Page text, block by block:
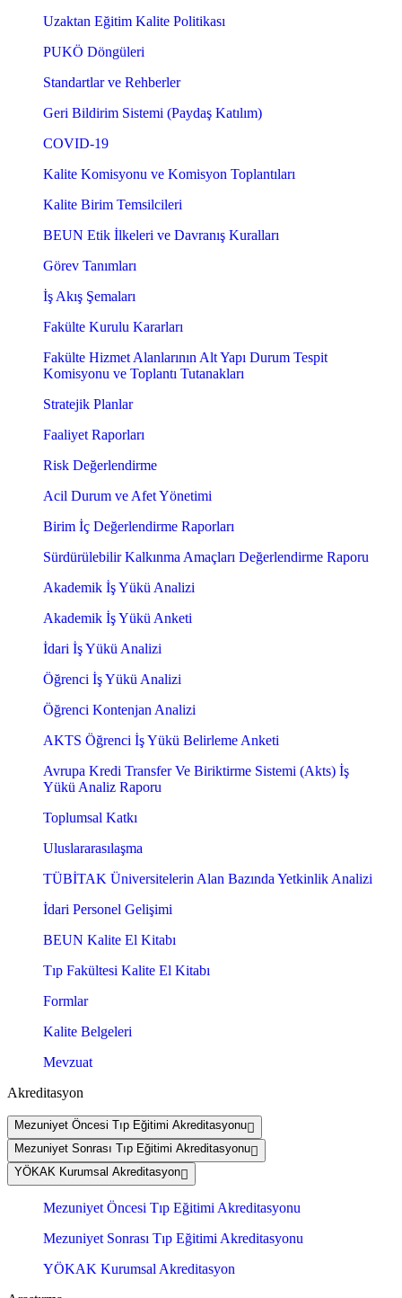
Uzaktan Eğitim Kalite Politikası
PUKÖ Döngüleri
Standartlar ve Rehberler
Geri Bildirim Sistemi (Paydaş Katılım)
COVID-19
Kalite Komisyonu ve Komisyon Toplantıları
Kalite Birim Temsilcileri
BEUN Etik İlkeleri ve Davranış Kuralları
Görev Tanımları
İş Akış Şemaları
Fakülte Kurulu Kararları
Fakülte Hizmet Alanlarının Alt Yapı Durum Tespit
Komisyonu ve Toplantı Tutanakları
Stratejik Planlar
Faaliyet Raporları
Risk Değerlendirme
Acil Durum ve Afet Yönetimi
Birim İç Değerlendirme Raporları
Sürdürülebilir Kalkınma Amaçları Değerlendirme Raporu
Akademik İş Yükü Analizi
Akademik İş Yükü Anketi
İdari İş Yükü Analizi
Öğrenci İş Yükü Analizi
Öğrenci Kontenjan Analizi
AKTS Öğrenci İş Yükü Belirleme Anketi
Avrupa Kredi Transfer Ve Biriktirme Sistemi (Akts) İş
Yükü Analiz Raporu
Toplumsal Katkı
Uluslararasılaşma
TÜBİTAK Üniversitelerin Alan Bazında Yetkinlik Analizi
İdari Personel Gelişimi
BEUN Kalite El Kitabı
Tıp Fakültesi Kalite El Kitabı
Formlar
Kalite Belgeleri
Mevzuat
Akreditasyon
Mezuniyet Öncesi Tıp Eğitimi Akreditasyonu
Mezuniyet Sonrası Tıp Eğitimi Akreditasyonu
YÖKAK Kurumsal Akreditasyon
Mezuniyet Öncesi Tıp Eğitimi Akreditasyonu
Mezuniyet Sonrası Tıp Eğitimi Akreditasyonu
YÖKAK Kurumsal Akreditasyon